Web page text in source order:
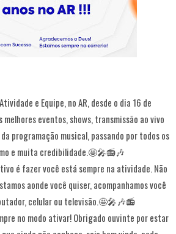
e Equipe, no AR, desde o dia 16 de
eventos, shows, transmissão ao vivo
programação musical, passando por todos os
e muita credibilidade.🤩🎤📻🎶
é fazer você está sempre na atividade. Não
aonde você quiser, acompanhamos você
celular ou televisão.🤩🎤🎶📻
no modo ativar! Obrigado ouvinte por estar